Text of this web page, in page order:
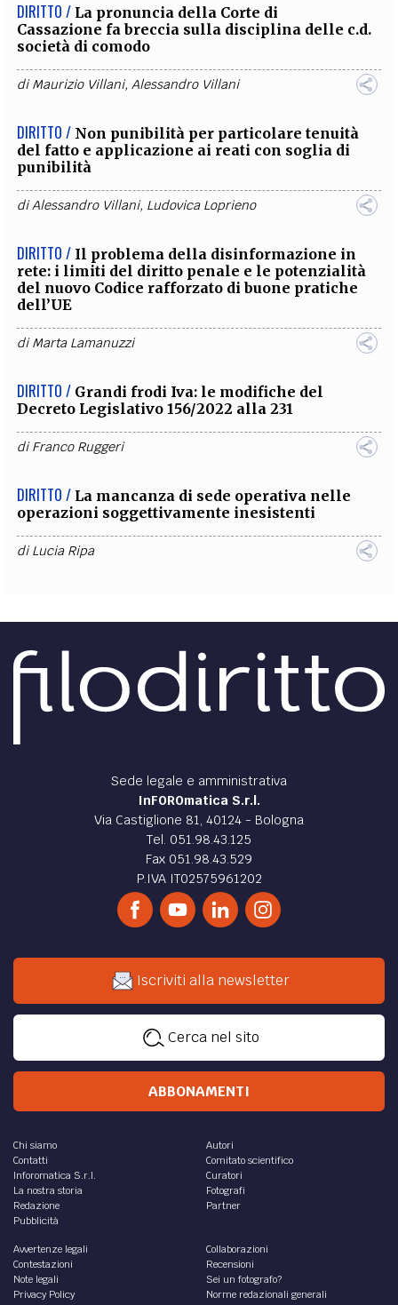
DIRITTO / La pronuncia della Corte di
Cassazione fa breccia sulla disciplina delle c.d.
società di comodo
diMaurizio Villani,Alessandro Villani
DIRITTO / Non punibilità per particolare tenuità
del fatto e applicazione ai reati con soglia di
punibilità
diAlessandro Villani, Ludovica Loprieno
DIRITTO / Il problema della disinformazione in
rete: i limiti del diritto penale e le potenzialità
del nuovo Codice rafforzato di buone pratiche
dell’UE
diMarta Lamanuzzi
DIRITTO / Grandi frodi Iva: le modifiche del
Decreto Legislativo 156/2022 alla 231
diFranco Ruggeri
DIRITTO / La mancanza di sede operativa nelle
operazioni soggettivamente inesistenti
diLucia Ripa
Sede legale e amministrativa
InFOROmatica S.r.l.
Via Castiglione 81, 40124 - Bologna
Tel. 051.98.43.125
Fax 051.98.43.529
P.IVA IT02575961202
Iscriviti alla newsletter
Cerca nel sito
ABBONAMENTI
Chi siamo
Contatti
Inforomatica S.r.l.
La nostra storia
Redazione
Pubblicità
Autori
Comitato scientifico
Curatori
Fotografi
Partner
Avvertenze legali
Contestazioni
Note legali
Privacy Policy
Collaborazioni
Recensioni
Sei un fotografo?
Norme redazionali generali